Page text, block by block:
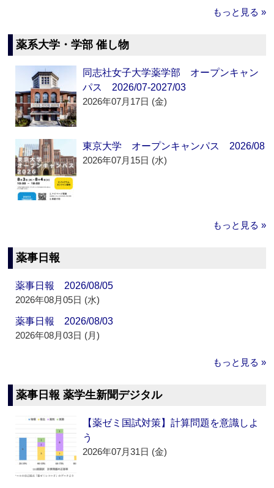
もっと見る »
薬系大学・学部 催し物
同志社女子大学薬学部 オープンキャン
パス 2026/07-2027/03
2026年07月17日 (金)
東京大学 オープンキャンパス 2026/08
2026年07月15日 (水)
もっと見る »
薬事日報
薬事日報 2026/08/05
2026年08月05日 (水)
薬事日報 2026/08/03
2026年08月03日 (月)
もっと見る »
薬事日報 薬学生新聞デジタル
【薬ゼミ国試対策】計算問題を意識しよ
う
2026年07月31日 (金)